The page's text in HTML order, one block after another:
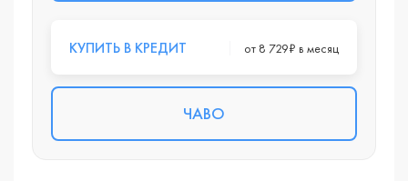
КУПИТЬ В КРЕДИТ от 8 729₽ в месяц
ЧАВО